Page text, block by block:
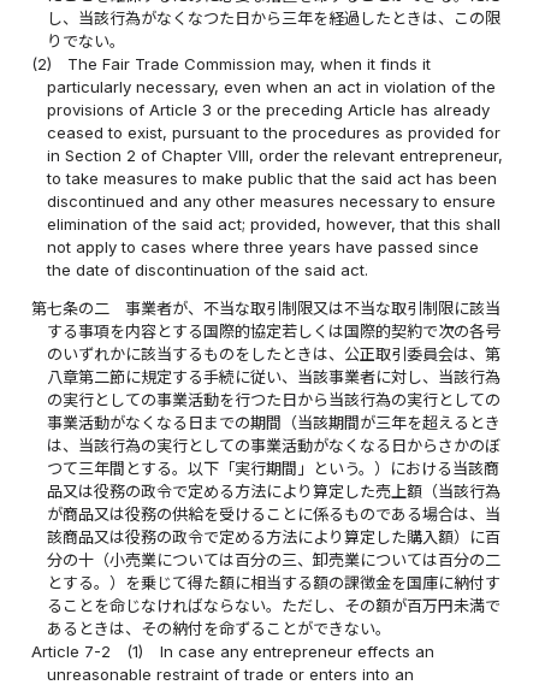
し、当該行為がなくなつた日から三年を経過したときは、この限
りでない。
(2)
The Fair Trade Commission may, when it finds it
particularly necessary, even when an act in violation of the
provisions of Article 3 or the preceding Article has already
ceased to exist, pursuant to the procedures as provided for
in Section 2 of Chapter VIII, order the relevant entrepreneur,
to take measures to make public that the said act has been
discontinued and any other measures necessary to ensure
elimination of the said act; provided, however, that this shall
not apply to cases where three years have passed since
the date of discontinuation of the said act.
第七条の二
事業者が、不当な取引制限又は不当な取引制限に該当
する事項を内容とする国際的協定若しくは国際的契約で次の各号
のいずれかに該当するものをしたときは、公正取引委員会は、第
八章第二節に規定する手続に従い、当該事業者に対し、当該行為
の実行としての事業活動を行つた日から当該行為の実行としての
事業活動がなくなる日までの期間（当該期間が三年を超えるとき
は、当該行為の実行としての事業活動がなくなる日からさかのぼ
つて三年間とする。以下「実行期間」という。）における当該商
品又は役務の政令で定める方法により算定した売上額（当該行為
が商品又は役務の供給を受けることに係るものである場合は、当
該商品又は役務の政令で定める方法により算定した購入額）に百
分の十（小売業については百分の三、卸売業については百分の二
とする。）を乗じて得た額に相当する額の課徴金を国庫に納付す
ることを命じなければならない。ただし、その額が百万円未満で
あるときは、その納付を命ずることができない。
Article 7-2
(1)
In case any entrepreneur effects an
unreasonable restraint of trade or enters into an